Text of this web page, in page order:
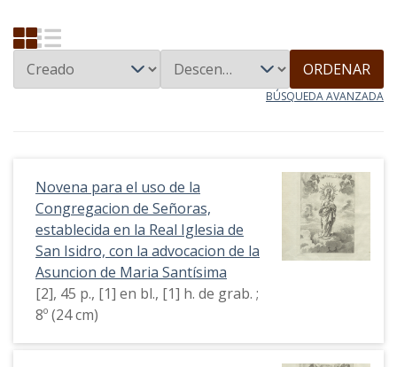
ORDENAR
BÚSQUEDA AVANZADA
Novena para el uso de la
Congregacion de Señoras,
establecida en la Real Iglesia de
San Isidro, con la advocacion de la
Asuncion de Maria Santísima
[2], 45 p., [1] en bl., [1] h. de grab. ;
8º (24 cm)